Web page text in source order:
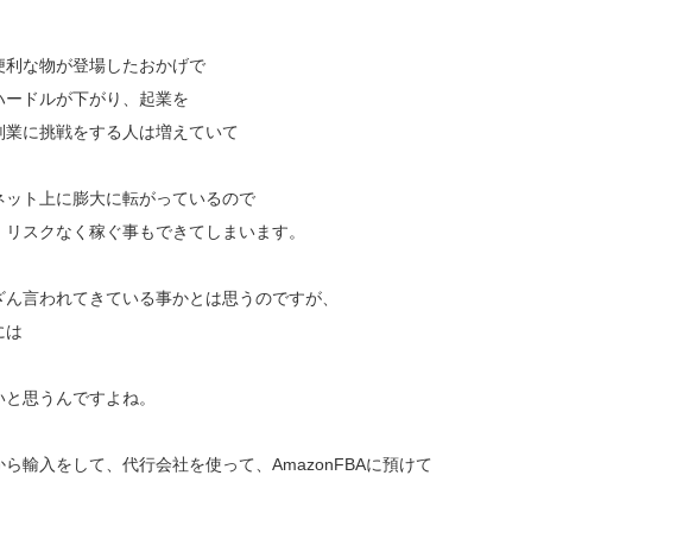
な物が登場したおかげで
ドルが下がり、起業を
に挑戦をする人は増えていて
ト上に膨大に転がっているので
スクなく稼ぐ事もできてしまいます。
言われてきている事かとは思うのですが、
は
思うんですよね。
ら輸入をして、代行会社を使って、AmazonFBAに預けて